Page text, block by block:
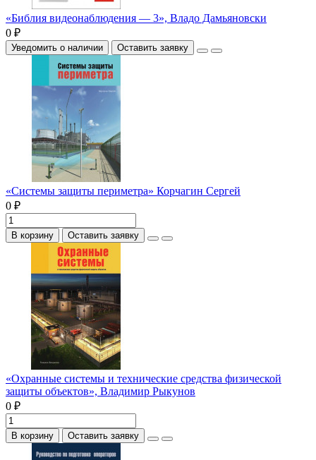
«Библия видеонаблюдения — 3», Владо Дамьяновски
0 ₽
Уведомить о наличии Оставить заявку
«Системы защиты периметра» Корчагин Сергей
0 ₽
В корзину Оставить заявку
«Охранные системы и технические средства физической
защиты объектов», Владимир Рыкунов
0 ₽
В корзину Оставить заявку